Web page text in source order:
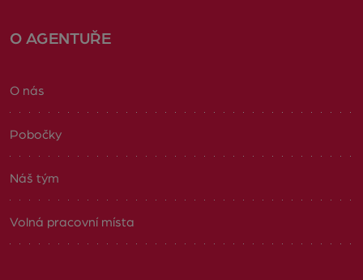
O AGENTUŘE
O nás
Pobočky
Náš tým
Volná pracovní místa